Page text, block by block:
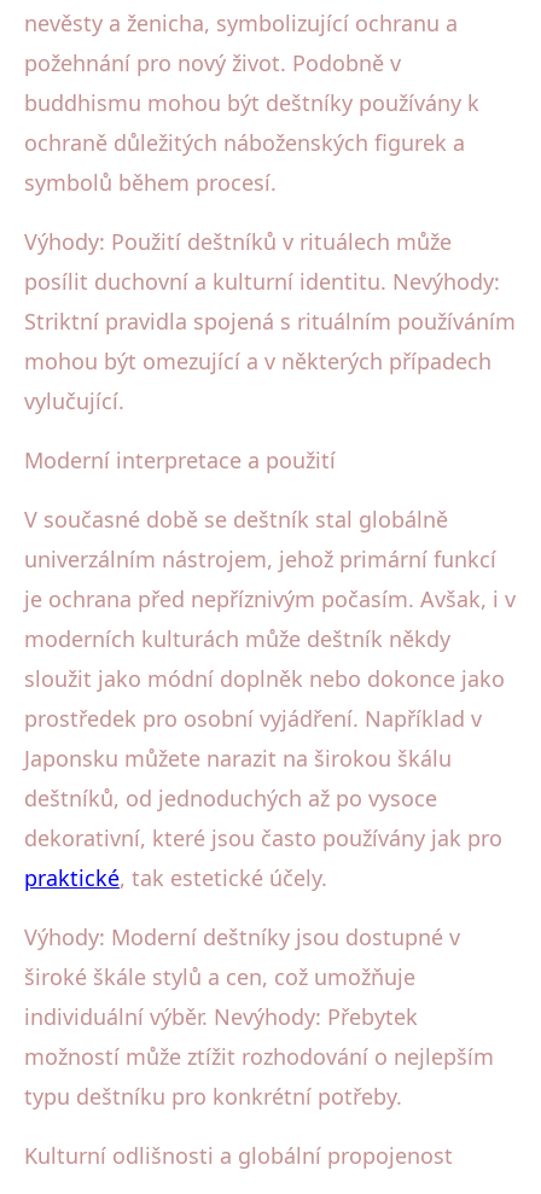
nevěsty a ženicha, symbolizující ochranu a
požehnání pro nový život. Podobně v
buddhismu mohou být deštníky používány k
ochraně důležitých náboženských figurek a
symbolů během procesí.
Výhody: Použití deštníků v rituálech může
posílit duchovní a kulturní identitu. Nevýhody:
Striktní pravidla spojená s rituálním používáním
mohou být omezující a v některých případech
vylučující.
Moderní interpretace a použití
V současné době se deštník stal globálně
univerzálním nástrojem, jehož primární funkcí
je ochrana před nepříznivým počasím. Avšak, i v
moderních kulturách může deštník někdy
sloužit jako módní doplněk nebo dokonce jako
prostředek pro osobní vyjádření. Například v
Japonsku můžete narazit na širokou škálu
deštníků, od jednoduchých až po vysoce
dekorativní, které jsou často používány jak pro
praktické, tak estetické účely.
Výhody: Moderní deštníky jsou dostupné v
široké škále stylů a cen, což umožňuje
individuální výběr. Nevýhody: Přebytek
možností může ztížit rozhodování o nejlepším
typu deštníku pro konkrétní potřeby.
Kulturní odlišnosti a globální propojenost